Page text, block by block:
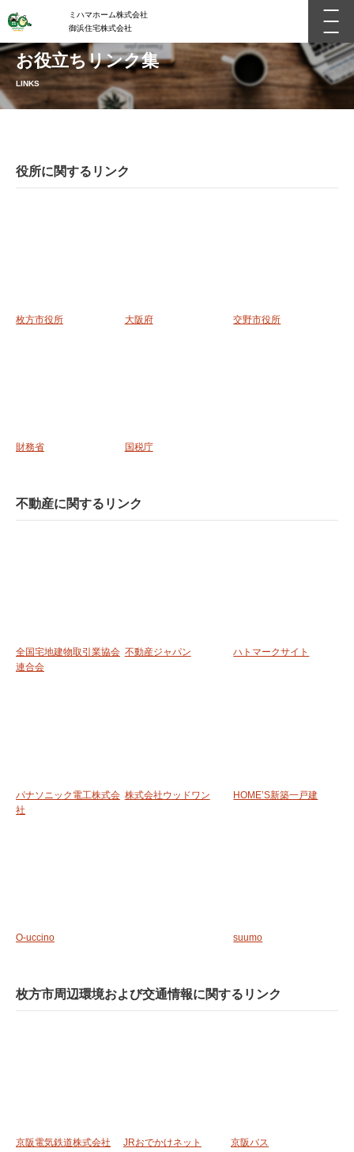
ミハマホーム株式会社
御浜住宅株式会社
お役立ちリンク集
LINKS
役所に関するリンク
枚方市役所 大阪府 交野市役所
財務省 国税庁
不動産に関するリンク
全国宅地建物取引業協会
連合会
不動産ジャパン ハトマークサイト
パナソニック電工株式会
社
株式会社ウッドワン HOME’S新築一戸建
O-uccino suumo
枚方市周辺環境および交通情報に関するリンク
京阪電気鉄道株式会社 JRおでかけネット 京阪バス